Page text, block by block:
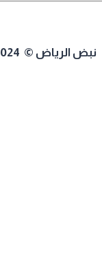
الرياض © 2024 . تنفيذ